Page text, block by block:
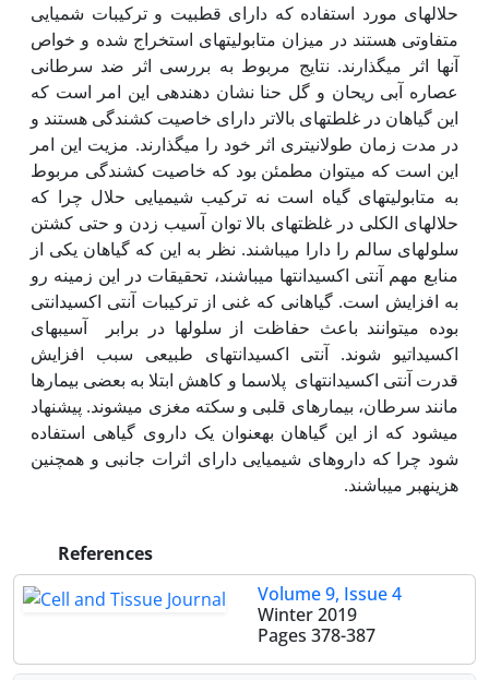
حلال‏های مورد استفاده که دارای قطبیت و ترکیبات شمیایی
متفاوتی هستند در میزان متابولیت‏های استخراج شده و خواص
آن‫ها اثر می‏گذارند. نتایج مربوط به بررسی اثر ضد سرطانی
عصاره آبی ریحان و گل حنا نشان دهنده‏ی این امر است که
این گیاهان در غلطت‏های بالاتر دارای خاصیت کشندگی هستند و
در مدت زمان طولانی‏تری اثر خود را می‏گذارند. مزیت این امر
این است که می‏توان مطمئن بود که خاصیت کشندگی مربوط
به متابولیت‏های گیاه است نه ترکیب شیمیایی حلال چرا که
حلال‏های الکلی در غلظت‏های بالا توان آسیب زدن و حتی کشتن
سلول‏های سالم را دارا می‏باشند. نظر به این که گیاهان یکی از
منابع مهم آنتی اکسیدانت‏ها می‏باشند، تحقیقات در این زمینه رو
به افزایش است. گیاهانی که غنی از ترکیبات آنتی اکسیدانتی
بوده می‏توانند باعث حفاظت از سلول‏ها در برابر آسیب‏های
اکسیداتیو شوند. آنتی اکسیدانت‏های طبیعی سبب افزایش
قدرت آنتی اکسیدانت‏های پلاسما و کاهش ابتلا به بعضی بیمار‏ها
مانند سرطان، بیمارهای قلبی و سکته مغزی می‏شوند. پیشنهاد
می‏شود که از این گیاهان به‏عنوان یک داروی گیاهی استفاده
شود چرا که داروهای شیمیایی دارای اثرات جانبی و همچنین
هزینه‏بر می‏باشند.
References
Volume 9, Issue 4
Winter 2019
Pages 378-387